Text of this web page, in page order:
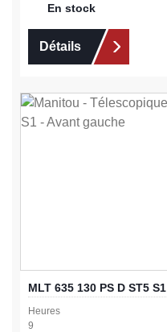
En stock
Détails
MLT 635 130 PS D ST5 S1
Heures
9